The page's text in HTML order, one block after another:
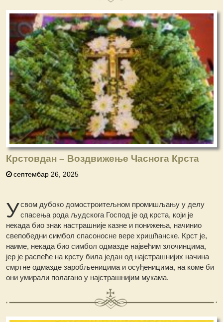
Крстовдан – Воздвижење Часнога Крста
септембар 26, 2025
Усвом дубоко домостроитељном промишљању у делу
спасења рода људскога Господ је од крста, који је
некада био знак настрашније казне и понижења, начинио
свепобедни симбол спасоносне вере хришћанске. Крст је,
наиме, некада био симбол одмазде највећим злочинцима,
јер је распеће на крсту била један од најстрашнијих начина
смртне одмазде заробљеницима и осуђеницима, на коме би
они умирали полагано у најстрашнијим мукама.